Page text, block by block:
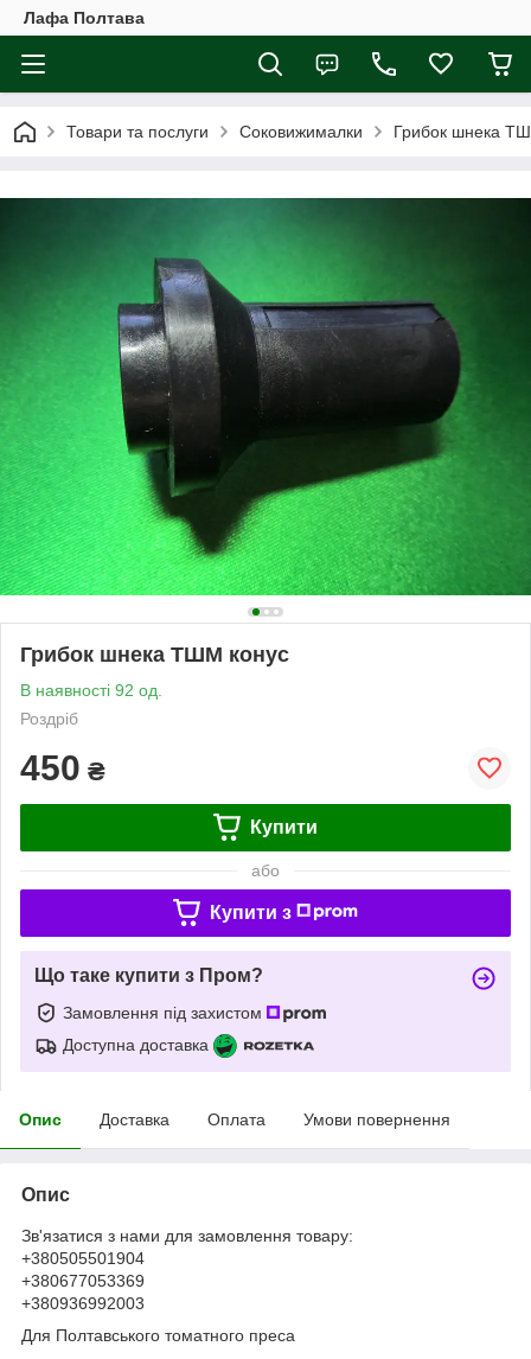
Лафа Полтава
Товари та послуги Соковижималки Грибок шнека
Грибок шнека ТШМ конус
В наявності 92 од.
Роздріб
450 ₴
Купити
або
Купити з
Що таке купити з Пром?
Замовлення під захистом
Доступна доставка
Опис Доставка Оплата Умови повернення
Опис
Зв'язатися з нами для замовлення товару:
+380505501904
+380677053369
+380936992003
Для Полтавського томатного преса